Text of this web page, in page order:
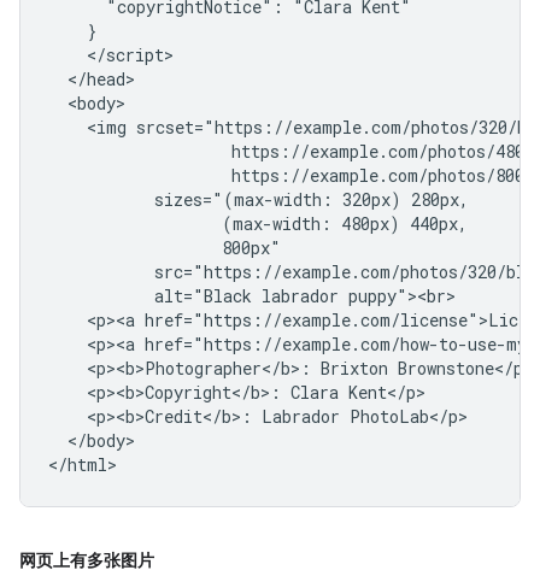
      "copyrightNotice": "Clara Kent"
    }
    </script>
  </head>
  <body>
<img srcset="https://example.com/photos/320/
https://example.com/photos/
https://example.com/photos/
           sizes="(max-width: 320px) 280px,
                  (max-width: 480px) 440px,
                  800px"
src="https://example.com/photos/320/
           alt="Black labrador puppy"><br>
<p><a href="https://example.com/
<p><a href="https://example.com/how-to-use-
    <p><b>Photographer</b>: Brixton Brownstone</p>
    <p><b>Copyright</b>: Clara Kent</p>
    <p><b>Credit</b>: Labrador PhotoLab</p>
  </body>
</html>
网页上有多张图片